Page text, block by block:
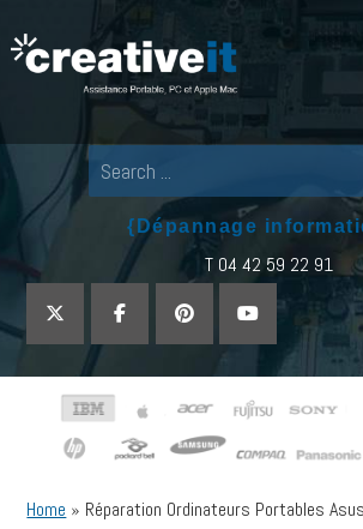
Creative
Pour tout
{Dépannage
T 04 42 59 22 91
Home » Réparation Ordinateurs Portables